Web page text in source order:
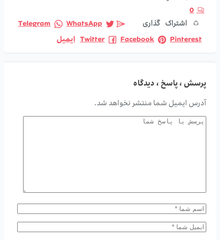
0
اشتراک گذاری
Telegram
WhatsApp
Twitter
Facebook Pinterest ایمیل
پرسش ، پاسخ ، دیدگاه
آدرس ایمیل شما منتشر نخواهد شد.